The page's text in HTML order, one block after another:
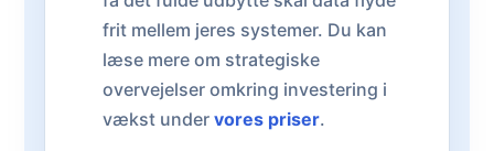
frit mellem jeres systemer. Du kan
læse mere om strategiske
overvejelser omkring investering i
vækst under vores priser.